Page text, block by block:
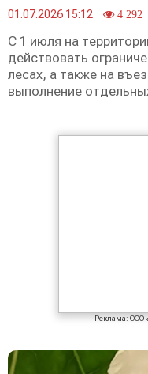
01.07.2026 15:12 4 292
С 1 июля на
действовать
лесах, а также на
выполнение
Реклама: ООО